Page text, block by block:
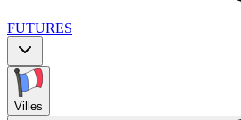
FUTURES
Villes